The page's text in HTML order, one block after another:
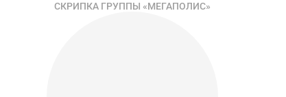
СКРИПКА ГРУППЫ «МЕГАПОЛИС»